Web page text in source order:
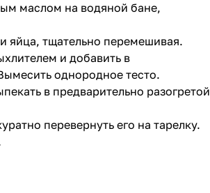
маслом на водяной бане,
яйца, тщательно перемешивая.
и добавить в
однородное тесто.
в предварительно разогретой
перевернуть его на тарелку.